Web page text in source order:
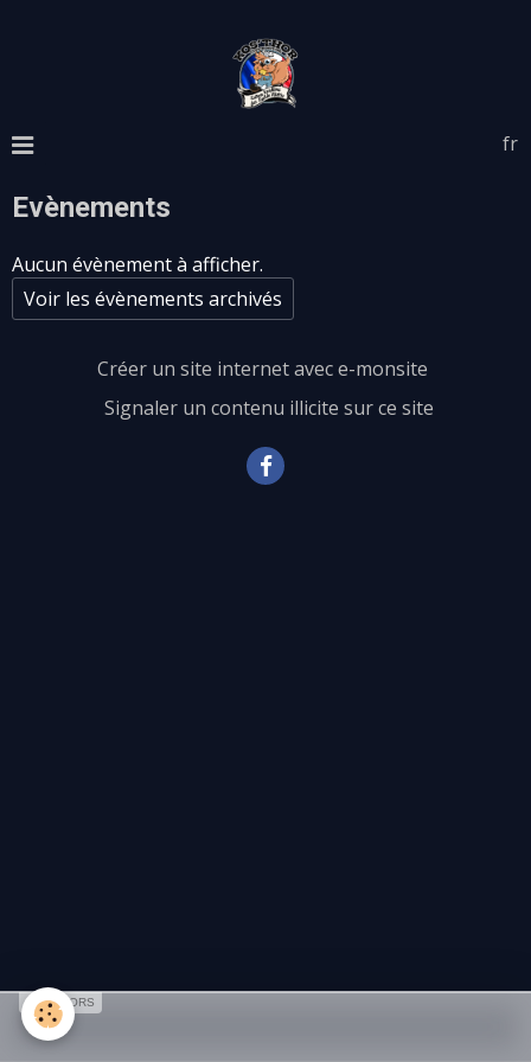
fr
Evènements
Aucun évènement à afficher.
Voir les évènements archivés
Créer un site internet avec e-monsite
Signaler un contenu illicite sur ce site
SPONSORS